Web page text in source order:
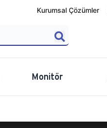
Kurumsal Çözümler
Monitör